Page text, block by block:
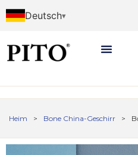
Deutsch
Heim > Bone China-Geschirr >